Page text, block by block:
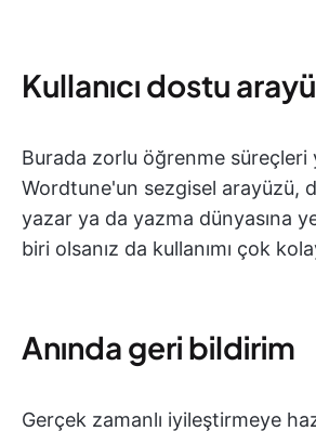
Kullanıcı dostu
Burada zorlu öğrenme süreçleri
Wordtune'un sezgisel arayüzü,
yazar ya da yazma dünyasına
biri olsanız da kullanımı çok
Anında geri bildirim
Gerçek zamanlı iyileştirmeye